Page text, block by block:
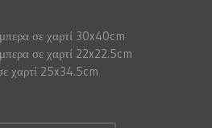
σε χαρτί 30x40cm
σε χαρτί 22x22.5cm
χαρτί 25x34.5cm